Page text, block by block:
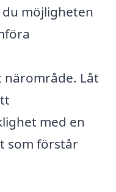
möjligheten
Låt
med en
som förstår